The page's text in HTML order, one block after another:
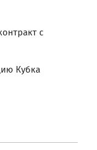
с
Кубка